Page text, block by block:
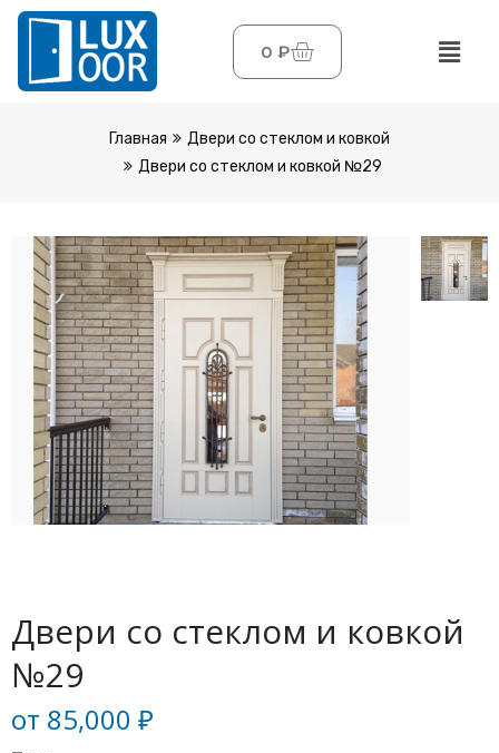
0 ₽
Главная
Двери со стеклом и ковкой
Двери со стеклом и ковкой №29
Двери со стеклом и ковкой
№29
от 85,000 ₽